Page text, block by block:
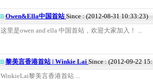
Owen&Ella中国首站Since : (2012-08-31 10:33:23)
这里是owen and ella 中国首站，欢迎大家加入！ ...
黎美言香港首站 | Winkie Lai Since : (2012-09-22
WinkieLai黎美言香港首站 ...